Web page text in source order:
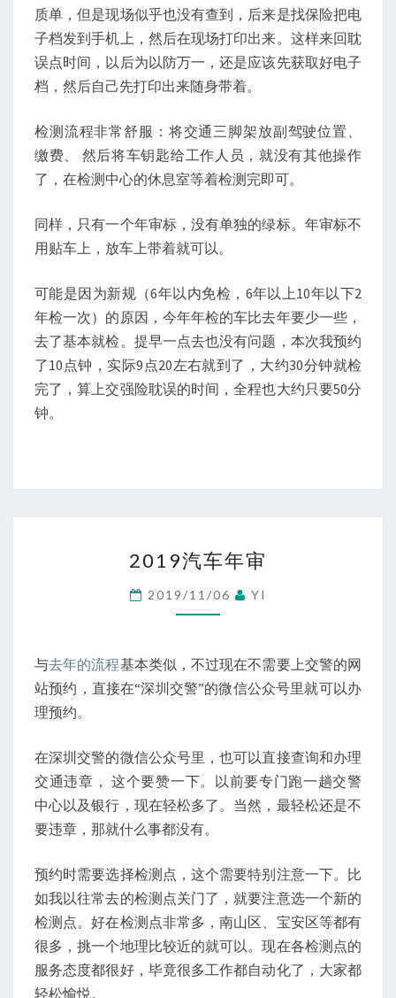
质单，但是现场似乎也没有查到，后来是找保险把电
子档发到手机上，然后在现场打印出来。这样来回耽
误点时间，以后为以防万一，还是应该先获取好电子
档，然后自己先打印出来随身带着。
检测流程非常舒服：将交通三脚架放副驾驶位置、
缴费、 然后将车钥匙给工作人员，就没有其他操作
了，在检测中心的休息室等着检测完即可。
同样，只有一个年审标，没有单独的绿标。年审标不
用贴车上，放车上带着就可以。
可能是因为新规（6年以内免检，6年以上10年以下2
年检一次）的原因，今年年检的车比去年要少一些，
去了基本就检。提早一点去也没有问题，本次我预约
了10点钟，实际9点20左右就到了，大约30分钟就检
完了，算上交强险耽误的时间，全程也大约只要50分
钟。
汽
车
年
2019汽车年审
2019/11/06 YI
与去年的流程基本类似，不过现在不需要上交警的网
站预约，直接在“深圳交警”的微信公众号里就可以办
理预约。
在深圳交警的微信公众号里，也可以直接查询和办理
交通违章， 这个要赞一下。以前要专门跑一趟交警
中心以及银行，现在轻松多了。当然，最轻松还是不
要违章，那就什么事都没有。
预约时需要选择检测点，这个需要特别注意一下。比
如我以往常去的检测点关门了，就要注意选一个新的
检测点。好在检测点非常多，南山区、宝安区等都有
很多，挑一个地理比较近的就可以。现在各检测点的
服务态度都很好，毕竟很多工作都自动化了，大家都
轻松愉悦。